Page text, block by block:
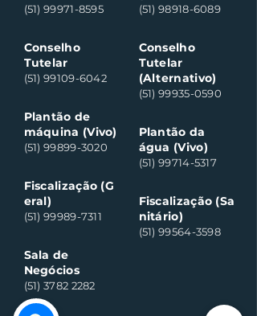
(51) 99971-8595
Conselho
Tutelar
(51) 99109-6042
Plantão de
máquina (Vivo)
(51) 99899-3020
Fiscalização (G
eral)
(51) 99989-7311
Sala de
Negócios
(51) 3782 2282
(51) 98918-6089
Conselho
Tutelar
(Alternativo)
(51) 99935-0590
Plantão da
água (Vivo)
(51) 99714-5317
Fiscalização (Sa
nitário)
(51) 99564-3598